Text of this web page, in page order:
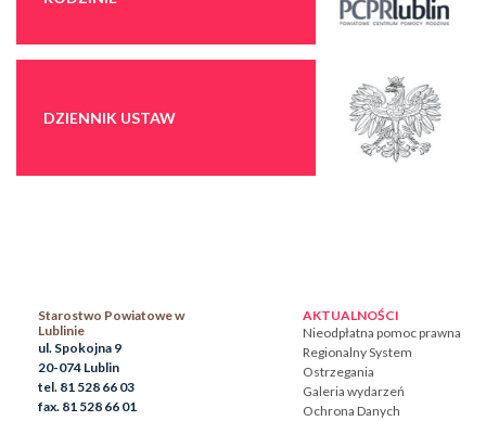
DZIENNIK USTAW
Starostwo Powiatowe w
Lublinie
ul. Spokojna 9
20-074 Lublin
tel. 81 528 66 03
fax. 81 528 66 01
AKTUALNOŚCI
Nieodpłatna pomoc prawna
Regionalny System
Ostrzegania
Galeria wydarzeń
Ochrona Danych